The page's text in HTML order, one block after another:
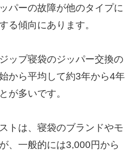
パーの故障が他のタイプに
る傾向にあります。
ップ寝袋のジッパー交換の
から平均して約3年から4年
が多いです。
トは、寝袋のブランドやモ
、一般的には3,000円から